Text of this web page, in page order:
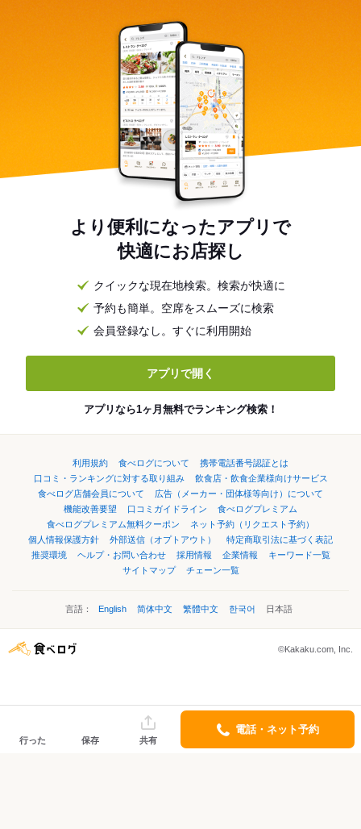
より便利になったアプリで
快適にお店探し
クイックな現在地検索。検索が快適に
予約も簡単。空席をスムーズに検索
会員登録なし。すぐに利用開始
アプリで開く
アプリなら1ヶ月無料でランキング検索！
利用規約 食べログについて
携帯電話番号認証とは
口コミ・ランキングに対する取り組み
飲食店・飲食企業様向けサービス
食べログ店舗会員について
広告（メーカー・団体様等向け）について
機能改善要望
口コミガイドライン
食べログプレミアム
食べログプレミアム無料クーポン
ネット予約（リクエスト予約）
個人情報保護方針
外部送信（オプトアウト）
特定商取引法に基づく表記
推奨環境
ヘルプ・お問い合わせ 採用情報 企業情報
キーワード一覧
サイトマップ
チェーン一覧
言語： English 简体中文 繁體中文 한국어 日本語
©Kakaku.com, Inc.
行った 保存 共有
電話・ネット予約